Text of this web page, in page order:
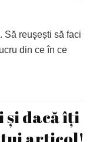
Să reuşești să faci
din ce în ce
și dacă îți